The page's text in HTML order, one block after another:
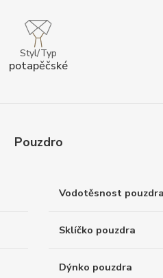
Styl/Typ
potapěčské
Pouzdro
Vodotěsnost pouzdra
Sklíčko pouzdra
Dýnko pouzdra